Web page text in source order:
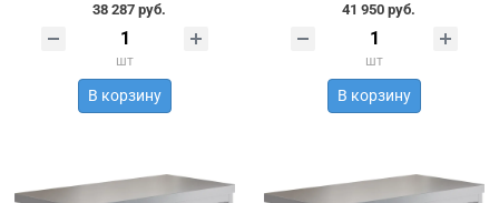
38 287 руб.
шт
В корзину
41 950 руб.
шт
В корзину